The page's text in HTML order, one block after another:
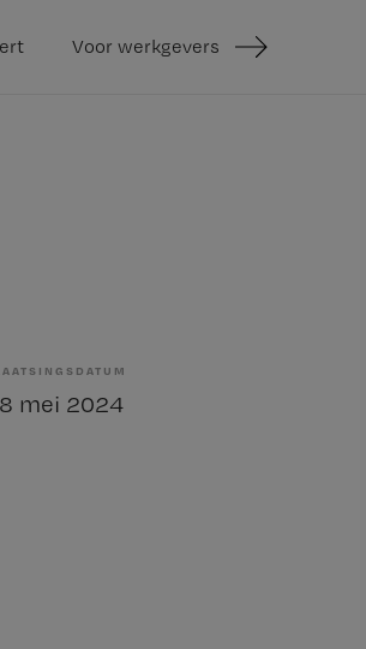
Voor werkgevers
mei 2024